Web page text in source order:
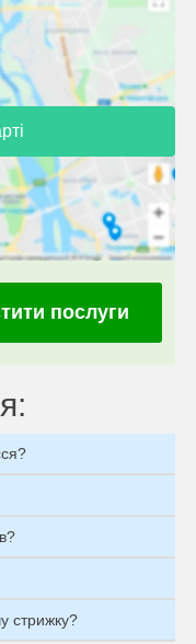
послуги
стрижку?